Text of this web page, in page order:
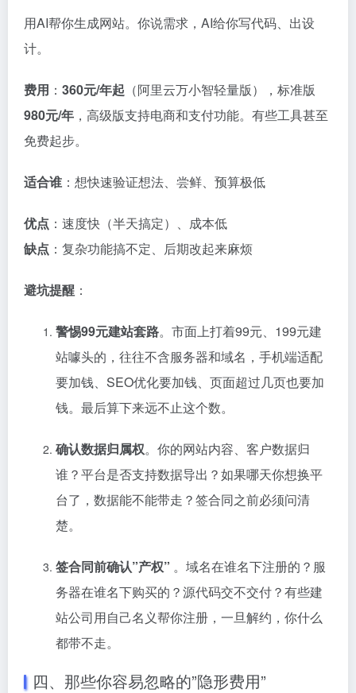
用AI帮你生成网站。你说需求，AI给你写代码、出设
计。
费用 ： 360元/年起 （阿里云万小智轻量版），标准版
980元/年 ，高级版支持电商和支付功能。有些工具甚至
免费起步。
适合谁 ：想快速验证想法、尝鲜、预算极低
优点 ：速度快（半天搞定）、成本低
缺点 ：复杂功能搞不定、后期改起来麻烦
避坑提醒 ：
警惕99元建站套路。市面上打着99元、199元建
站噱头的，往往不含服务器和域名，手机端适配
要加钱、SEO优化要加钱、页面超过几页也要加
钱。最后算下来远不止这个数。
确认数据归属权。你的网站内容、客户数据归
谁？平台是否支持数据导出？如果哪天你想换平
台了，数据能不能带走？签合同之前必须问清
楚。
签合同前确认”产权” 。域名在谁名下注册的？服
务器在谁名下购买的？源代码交不交付？有些建
站公司用自己名义帮你注册，一旦解约，你什么
都带不走。
四、那些你容易忽略的”隐形费用”